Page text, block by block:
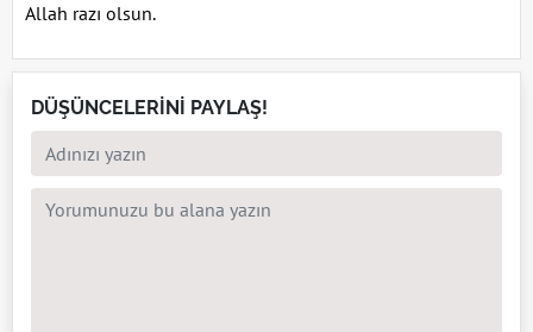
Allah razı olsun.
DÜŞÜNCELERİNİ PAYLAŞ!